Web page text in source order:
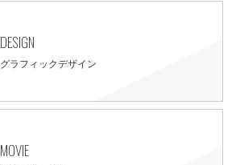
DESIGN
グラフィックデザイン
MOVIE